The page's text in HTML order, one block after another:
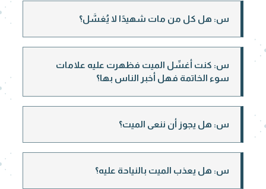
س: هل كل من مات شهيدًا لا يُغسَّل؟
س: كنت أغسِّل الميت فظهرت عليه علامات
سوء الخاتمة فهل أخبر الناس بها؟
س: هل يجوز أن ننعى الميت؟
س: هل يعذب الميت بالنياحة عليه؟